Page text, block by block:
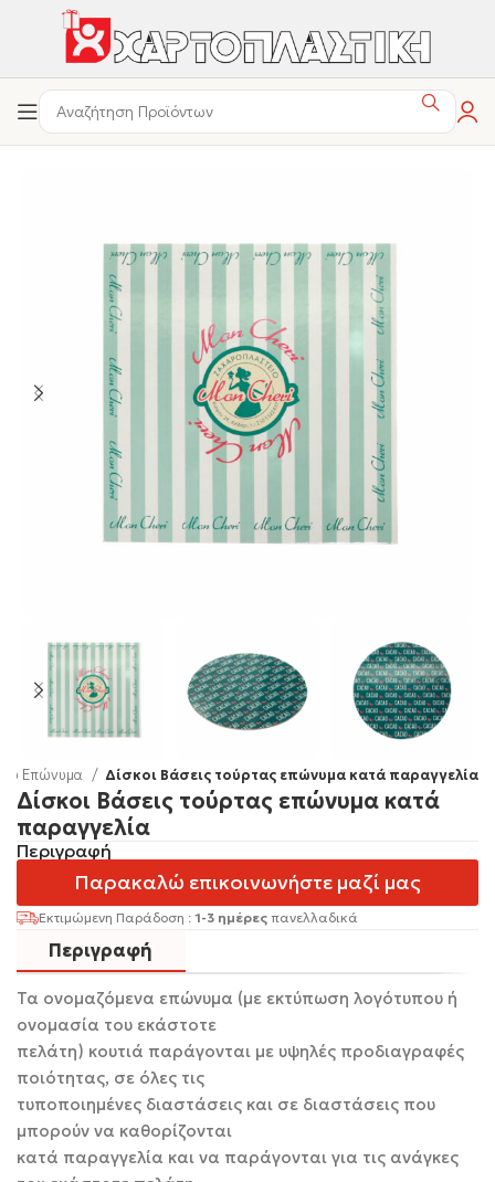
Επώνυμα Δίσκοι Βάσεις τούρτας επώνυμα κατά παραγγελία
Δίσκοι Βάσεις τούρτας επώνυμα κατά
παραγγελία
Περιγραφή
Παρακαλώ επικοινωνήστε μαζί μας
Εκτιμώμενη Παράδοση :1-3 ημέρες πανελλαδικά
Περιγραφή
Τα ονομαζόμενα επώνυμα (με εκτύπωση λογότυπου ή
ονομασία του εκάστοτε
πελάτη) κουτιά παράγονται με υψηλές προδιαγραφές
ποιότητας, σε όλες τις
τυποποιημένες διαστάσεις και σε διαστάσεις που
μπορούν να καθορίζονται
κατά παραγγελία και να παράγονται για τις ανάγκες